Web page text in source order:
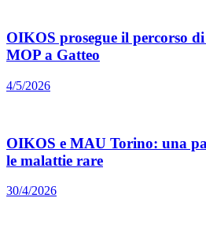
OIKOS prosegue il percorso
MOP a Gatteo
4/5/2026
OIKOS e MAU Torino: una
le malattie rare
30/4/2026